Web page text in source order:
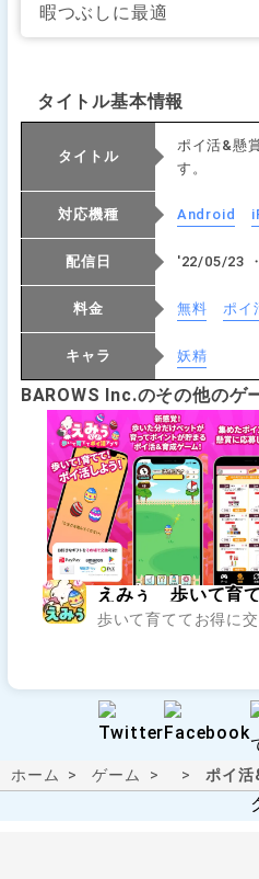
暇つぶしに最適
タイトル基本情報
タイトル
ポイ活&懸
す。
対応機種 Android
配信日 '22/05/23
料金 無料 ポイ
キャラ 妖精
BAROWS Inc.のその他のゲ
えみぅ 歩いて育
歩いて育ててお得に
ホーム ゲーム ポイ活